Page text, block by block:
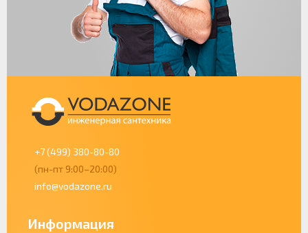
+7 (499) 380-80-80
(пн-пт 9:00–20:00)
info@vodazone.ru
Информация